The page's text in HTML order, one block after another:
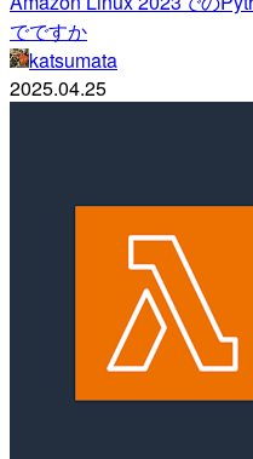
でですか
katsumata
2025.04.25